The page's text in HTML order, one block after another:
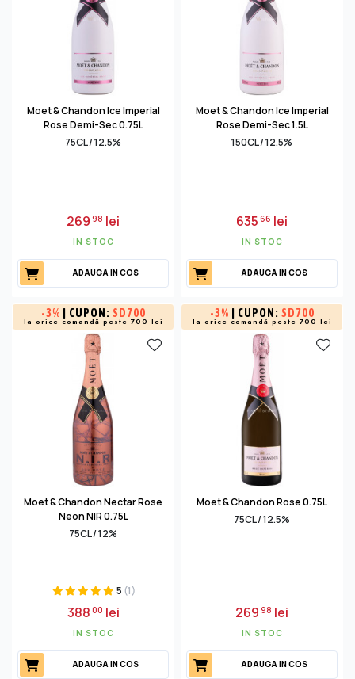
Moet & Chandon Ice Imperial
Rose Demi-Sec 0.75L
75CL / 12.5%
26998 lei
IN STOC
ADAUGA IN COS
Moet & Chandon Ice Imperial
Rose Demi-Sec 1.5L
150CL / 12.5%
63566 lei
IN STOC
ADAUGA IN COS
-3% | CUPON: SD700
la orice comandă peste 700 lei
Moet & Chandon Nectar Rose
Neon NIR 0.75L
75CL / 12%
5 (1)
38800 lei
IN STOC
ADAUGA IN COS
-3% | CUPON: SD700
la orice comandă peste 700 lei
Moet & Chandon Rose 0.75L
75CL / 12.5%
26998 lei
IN STOC
ADAUGA IN COS